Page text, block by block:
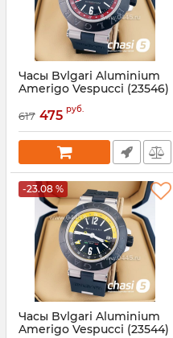
Часы Bvlgari Aluminium
Amerigo Vespucci (23546)
23546
617 475 руб.
-23.08 %
Часы Bvlgari Aluminium
Amerigo Vespucci (23544)